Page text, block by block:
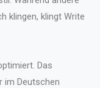
klingen, klingt Write
Das
im Deutschen